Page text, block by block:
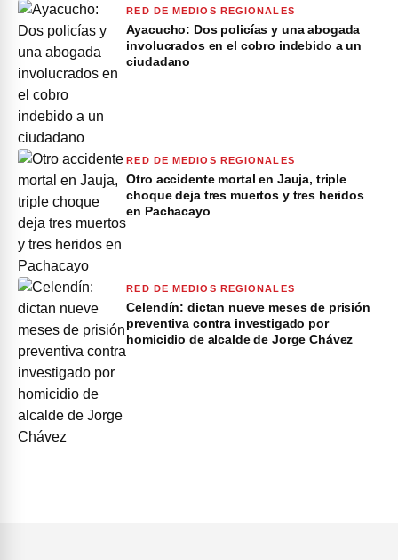
RED DE MEDIOS REGIONALES
Ayacucho: Dos policías y una abogada
involucrados en el cobro indebido a un
ciudadano
RED DE MEDIOS REGIONALES
Otro accidente mortal en Jauja, triple
choque deja tres muertos y tres heridos
en Pachacayo
RED DE MEDIOS REGIONALES
Celendín: dictan nueve meses de prisión
preventiva contra investigado por
homicidio de alcalde de Jorge Chávez